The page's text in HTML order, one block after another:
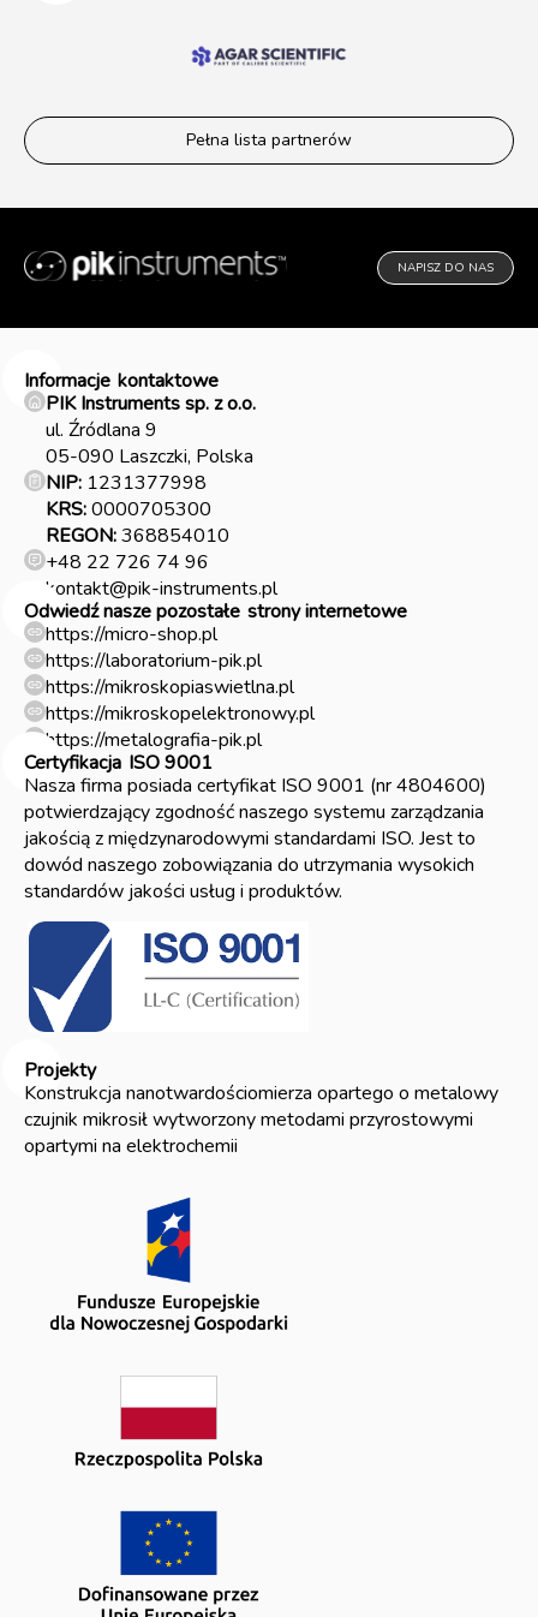
Pełna lista partnerów
NAPISZ DO NAS
Informacje kontaktowe
PIK Instruments sp. z o.o.
ul. Źródlana 9
05-090 Laszczki, Polska
NIP: 1231377998
KRS:0000705300
REGON:368854010
+48 22 726 74 96
kontakt@pik-instruments.pl
Odwiedź nasze pozostałe strony internetowe
https://micro-shop.pl
https://laboratorium-pik.pl
https://mikroskopiaswietlna.pl
https://mikroskopelektronowy.pl
https://metalografia-pik.pl
Certyfikacja ISO 9001
Nasza firma posiada certyfikat ISO 9001 (nr 4804600)
potwierdzający zgodność naszego systemu zarządzania
jakością z międzynarodowymi standardami ISO. Jest to
dowód naszego zobowiązania do utrzymania wysokich
standardów jakości usług i produktów.
Projekty
Konstrukcja nanotwardościomierza opartego o metalowy
czujnik mikrosił wytworzony metodami przyrostowymi
opartymi na elektrochemii